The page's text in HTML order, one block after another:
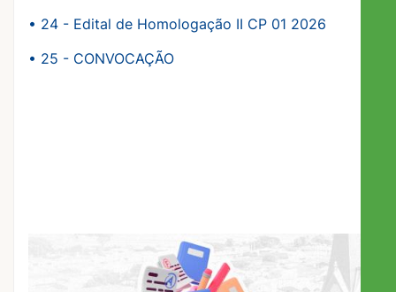
• 24 - Edital de Homologação II CP 01 2026
• 25 - CONVOCAÇÃO